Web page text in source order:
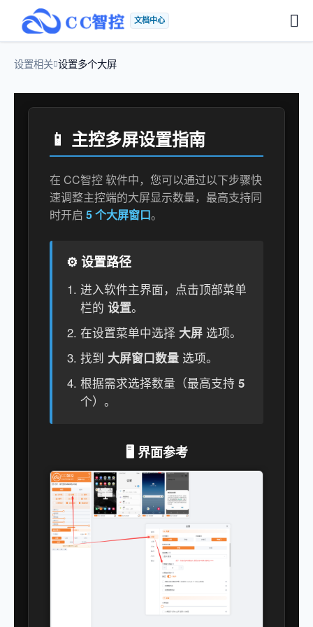
文档中心
设置相关 设置多个大屏
📱 主控多屏设置指南
在 CC智控 软件中，您可以通过以下步骤快
速调整主控端的大屏显示数量，最高支持同
时开启 5 个大屏窗口。
⚙️ 设置路径
进入软件主界面，点击顶部菜单
栏的 设置。
在设置菜单中选择 大屏 选项。
找到 大屏窗口数量 选项。
根据需求选择数量（最高支持 5
个）。
🖥️ 界面参考